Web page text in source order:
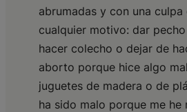
abrumadas y con una
cualquier motivo: dar
hacer colecho o dejar de
aborto porque hice algo
juguetes de madera o de
ha sido malo porque me